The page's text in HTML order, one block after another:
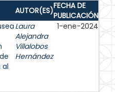
AUTOR(ES)FECHA DE
PUBLICACIÓN
al
Laura
Alejandra
Villalobos
Hernández
1-ene-2024